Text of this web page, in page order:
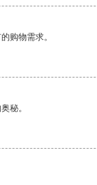
购物需求。
秘。